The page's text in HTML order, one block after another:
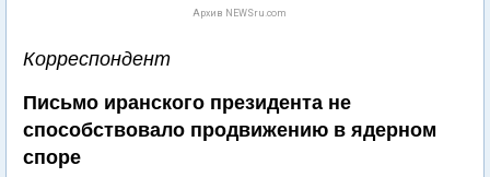
Архив NEWSru.com
Корреспондент
Письмо иранского президента не
способствовало продвижению в ядерном
споре